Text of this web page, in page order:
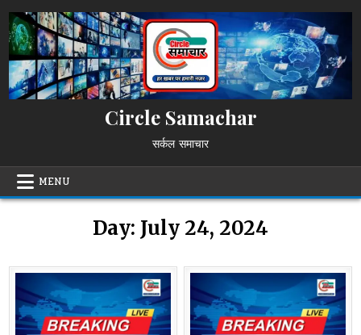
to
content
Circle Samachar
सर्कल समाचार
MENU
Day: July 24, 2024